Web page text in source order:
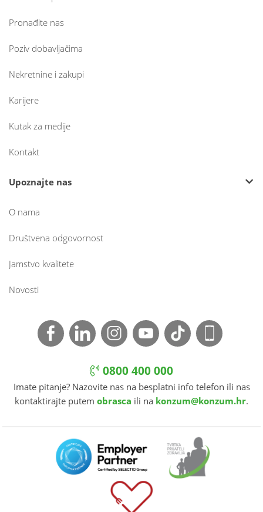
Pronađite nas
Poziv dobavljačima
Nekretnine i zakupi
Karijere
Kutak za medije
Kontakt
Upoznajte nas
O nama
Društvena odgovornost
Jamstvo kvalitete
Novosti
0800 400 000
Imate pitanje? Nazovite nas na besplatni info telefon ili nas
kontaktirajte putem obrasca ili na konzum@konzum.hr.